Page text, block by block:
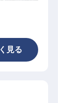
見る